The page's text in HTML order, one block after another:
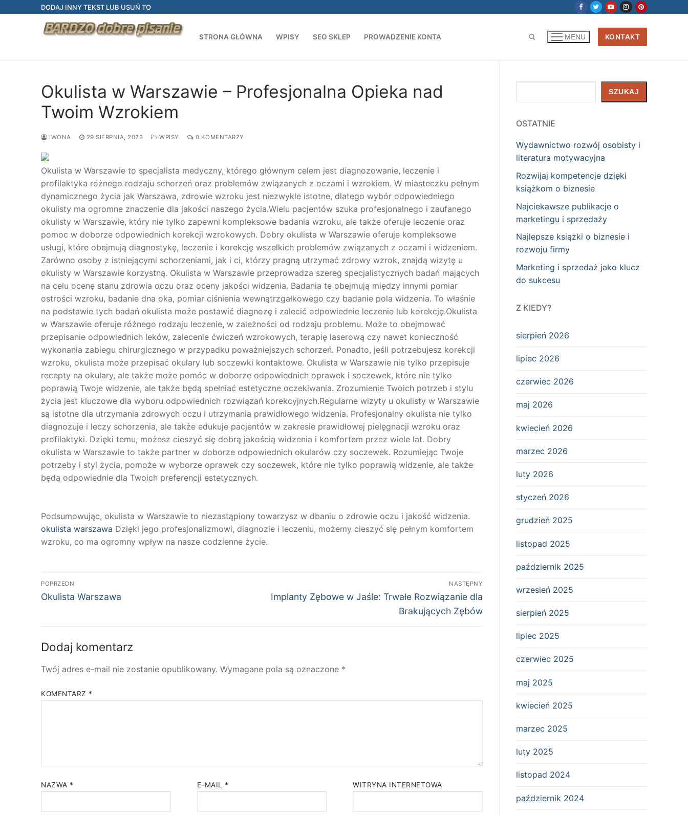
DODAJ INNY TEKST LUB USUŃ TO
STRONA GŁÓWNA WPISY SEO SKLEP PROWADZENIE KONTA MENU KONTAKT
Okulista w Warszawie – Profesjonalna Opieka nad
Twoim Wzrokiem
IWONA 29 SIERPNIA, 2023 WPISY 0 KOMENTARZY
Okulista w Warszawie to specjalista medyczny, którego głównym celem jest diagnozowanie, leczenie i
profilaktyka różnego rodzaju schorzeń oraz problemów związanych z oczami i wzrokiem. W miasteczku pełnym
dynamicznego życia jak Warszawa, zdrowie wzroku jest niezwykle istotne, dlatego wybór odpowiedniego
okulisty ma ogromne znaczenie dla jakości naszego życia.Wielu pacjentów szuka profesjonalnego i zaufanego
okulisty w Warszawie, który nie tylko zapewni kompleksowe badania wzroku, ale także oferuje leczenie oraz
pomoc w doborze odpowiednich korekcji wzrokowych. Dobry okulista w Warszawie oferuje kompleksowe
usługi, które obejmują diagnostykę, leczenie i korekcję wszelkich problemów związanych z oczami i widzeniem.
Zarówno osoby z istniejącymi schorzeniami, jak i ci, którzy pragną utrzymać zdrowy wzrok, znajdą wizytę u
okulisty w Warszawie korzystną. Okulista w Warszawie przeprowadza szereg specjalistycznych badań mających
na celu ocenę stanu zdrowia oczu oraz oceny jakości widzenia. Badania te obejmują między innymi pomiar
ostrości wzroku, badanie dna oka, pomiar ciśnienia wewnątrzgałkowego czy badanie pola widzenia. To właśnie
na podstawie tych badań okulista może postawić diagnozę i zalecić odpowiednie leczenie lub korekcję.Okulista
w Warszawie oferuje różnego rodzaju leczenie, w zależności od rodzaju problemu. Może to obejmować
przepisanie odpowiednich leków, zalecenie ćwiczeń wzrokowych, terapię laserową czy nawet konieczność
wykonania zabiegu chirurgicznego w przypadku poważniejszych schorzeń. Ponadto, jeśli potrzebujesz korekcji
wzroku, okulista może przepisać okulary lub soczewki kontaktowe. Okulista w Warszawie nie tylko przepisuje
recepty na okulary, ale także może pomóc w doborze odpowiednich oprawek i soczewek, które nie tylko
poprawią Twoje widzenie, ale także będą spełniać estetyczne oczekiwania. Zrozumienie Twoich potrzeb i stylu
życia jest kluczowe dla wyboru odpowiednich rozwiązań korekcyjnych.Regularne wizyty u okulisty w Warszawie
są istotne dla utrzymania zdrowych oczu i utrzymania prawidłowego widzenia. Profesjonalny okulista nie tylko
diagnozuje i leczy schorzenia, ale także edukuje pacjentów w zakresie prawidłowej pielęgnacji wzroku oraz
profilaktyki. Dzięki temu, możesz cieszyć się dobrą jakością widzenia i komfortem przez wiele lat. Dobry
okulista w Warszawie to także partner w doborze odpowiednich okularów czy soczewek. Rozumiejąc Twoje
potrzeby i styl życia, pomoże w wyborze oprawek czy soczewek, które nie tylko poprawią widzenie, ale także
będą odpowiednie dla Twoich preferencji estetycznych.
Podsumowując, okulista w Warszawie to niezastąpiony towarzysz w dbaniu o zdrowie oczu i jakość widzenia.
okulista warszawa Dzięki jego profesjonalizmowi, diagnozie i leczeniu, możemy cieszyć się pełnym komfortem
wzroku, co ma ogromny wpływ na nasze codzienne życie.
Nawigacja
wpisu
POPRZEDNI
Poprzedni
Okulista Warszawa
NASTĘPNY
Następny
Implanty Zębowe w Jaśle: Trwałe Rozwiązanie dla
Brakujących Zębów
Dodaj komentarz
Twój adres e-mail nie zostanie opublikowany. Wymagane pola są oznaczone *
KOMENTARZ *
NAZWA * E-MAIL * WITRYNA INTERNETOWA
SZUKAJ
OSTATNIE
Wydawnictwo rozwój osobisty i
literatura motywacyjna
Rozwijaj kompetencje dzięki
książkom o biznesie
Najciekawsze publikacje o
marketingu i sprzedaży
Najlepsze książki o biznesie i
rozwoju firmy
Marketing i sprzedaż jako klucz
do sukcesu
Z KIEDY?
sierpień 2026
lipiec 2026
czerwiec 2026
maj 2026
kwiecień 2026
marzec 2026
luty 2026
styczeń 2026
grudzień 2025
listopad 2025
październik 2025
wrzesień 2025
sierpień 2025
lipiec 2025
czerwiec 2025
maj 2025
kwiecień 2025
marzec 2025
luty 2025
listopad 2024
październik 2024